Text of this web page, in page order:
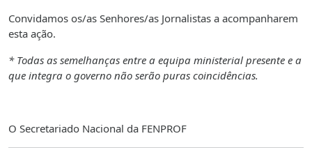
Convidamos os/as Senhores/as Jornalistas a acompanharem
esta ação.
* Todas as semelhanças entre a equipa ministerial presente e a
que integra o governo não serão puras coincidências.
O Secretariado Nacional da FENPROF